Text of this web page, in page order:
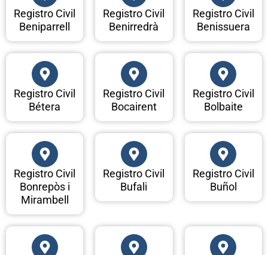
Registro Civil
Beniparrell
Registro Civil
Benirredrà
Registro Civil
Benissuera
Registro Civil
Bétera
Registro Civil
Bocairent
Registro Civil
Bolbaite
Registro Civil
Bonrepòs i
Mirambell
Registro Civil
Bufali
Registro Civil
Buñol